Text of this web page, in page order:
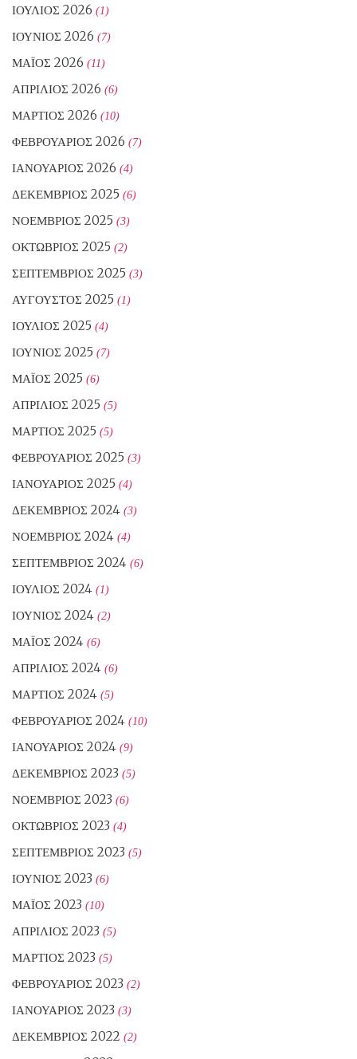
ΙΟΎΛΙΟΣ 2026 (1)
ΙΟΎΝΙΟΣ 2026 (7)
ΜΆΙΟΣ 2026 (11)
ΑΠΡΊΛΙΟΣ 2026 (6)
ΜΆΡΤΙΟΣ 2026 (10)
ΦΕΒΡΟΥΆΡΙΟΣ 2026 (7)
ΙΑΝΟΥΆΡΙΟΣ 2026 (4)
ΔΕΚΈΜΒΡΙΟΣ 2025 (6)
ΝΟΈΜΒΡΙΟΣ 2025 (3)
ΟΚΤΏΒΡΙΟΣ 2025 (2)
ΣΕΠΤΈΜΒΡΙΟΣ 2025 (3)
ΑΎΓΟΥΣΤΟΣ 2025 (1)
ΙΟΎΛΙΟΣ 2025 (4)
ΙΟΎΝΙΟΣ 2025 (7)
ΜΆΙΟΣ 2025 (6)
ΑΠΡΊΛΙΟΣ 2025 (5)
ΜΆΡΤΙΟΣ 2025 (5)
ΦΕΒΡΟΥΆΡΙΟΣ 2025 (3)
ΙΑΝΟΥΆΡΙΟΣ 2025 (4)
ΔΕΚΈΜΒΡΙΟΣ 2024 (3)
ΝΟΈΜΒΡΙΟΣ 2024 (4)
ΣΕΠΤΈΜΒΡΙΟΣ 2024 (6)
ΙΟΎΛΙΟΣ 2024 (1)
ΙΟΎΝΙΟΣ 2024 (2)
ΜΆΙΟΣ 2024 (6)
ΑΠΡΊΛΙΟΣ 2024 (6)
ΜΆΡΤΙΟΣ 2024 (5)
ΦΕΒΡΟΥΆΡΙΟΣ 2024 (10)
ΙΑΝΟΥΆΡΙΟΣ 2024 (9)
ΔΕΚΈΜΒΡΙΟΣ 2023 (5)
ΝΟΈΜΒΡΙΟΣ 2023 (6)
ΟΚΤΏΒΡΙΟΣ 2023 (4)
ΣΕΠΤΈΜΒΡΙΟΣ 2023 (5)
ΙΟΎΝΙΟΣ 2023 (6)
ΜΆΙΟΣ 2023 (10)
ΑΠΡΊΛΙΟΣ 2023 (5)
ΜΆΡΤΙΟΣ 2023 (5)
ΦΕΒΡΟΥΆΡΙΟΣ 2023 (2)
ΙΑΝΟΥΆΡΙΟΣ 2023 (3)
ΔΕΚΈΜΒΡΙΟΣ 2022 (2)